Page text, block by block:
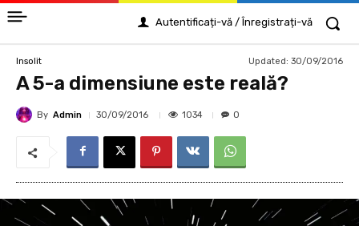
Autentificați-vă / Înregistrați-vă
Insolit Updated: 30/09/2016
A 5-a dimensiune este reală?
By Admin 30/09/2016 1034 0